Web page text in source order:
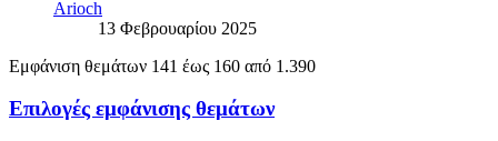
Arioch
13 Φεβρουαρίου 2025
Εμφάνιση θεμάτων 141 έως 160 από 1.390
Επιλογές εμφάνισης θεμάτων